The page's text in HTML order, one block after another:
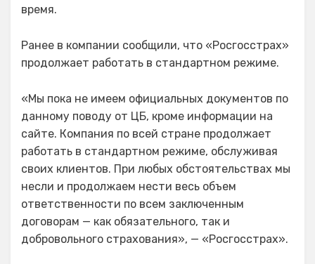
время.
Ранее в компании сообщили, что «Росгосстрах»
продолжает работать в стандартном режиме.
«Мы пока не имеем официальных документов по
данному поводу от ЦБ, кроме информации на
сайте. Компания по всей стране продолжает
работать в стандартном режиме, обслуживая
своих клиентов. При любых обстоятельствах мы
несли и продолжаем нести весь объем
ответственности по всем заключенным
договорам — как обязательного, так и
добровольного страхования», — «Росгосстрах».